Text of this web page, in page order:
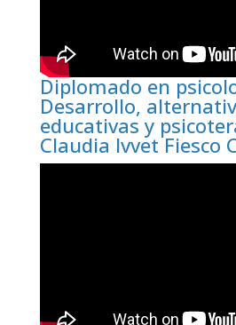
Diplomado en
Desarrollo,
educativas y
Claudia Ivvet Fiesco